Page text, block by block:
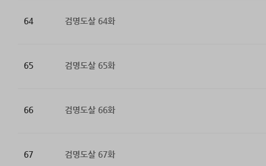
64 검명도살 64화
65 검명도살 65화
66 검명도살 66화
67 검명도살 67화